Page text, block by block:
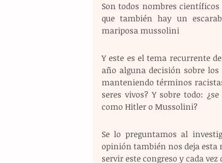
Son todos nombres
que también hay un
mariposa mussolini
Y este es el tema recurrente
año alguna decisión sobre
manteniendo términos
seres vivos? Y sobre todo:
como Hitler o Mussolini?
Se lo preguntamos al
opinión también nos deja esta
servir este congreso y cada